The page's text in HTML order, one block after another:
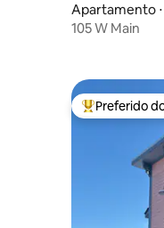
Apartamento
s
105 W Main
Entre os
Preferido